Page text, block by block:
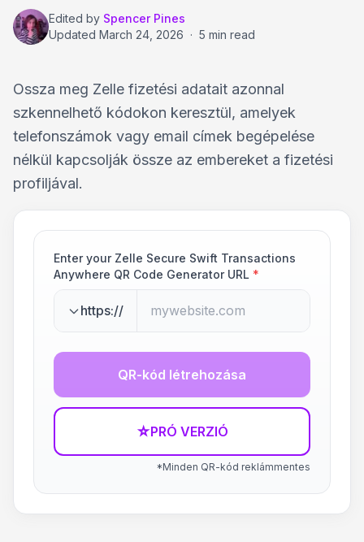
Edited by Spencer Pines
Updated March 24, 2026 · 5 min read
Ossza meg Zelle fizetési adatait azonnal
szkennelhető kódokon keresztül, amelyek
telefonszámok vagy email címek begépelése
nélkül kapcsolják össze az embereket a fizetési
profiljával.
Enter your Zelle Secure Swift Transactions
Anywhere QR Code Generator URL *
https://
QR-kód létrehozása
☆PRÓ VERZIÓ
*Minden QR-kód reklámmentes